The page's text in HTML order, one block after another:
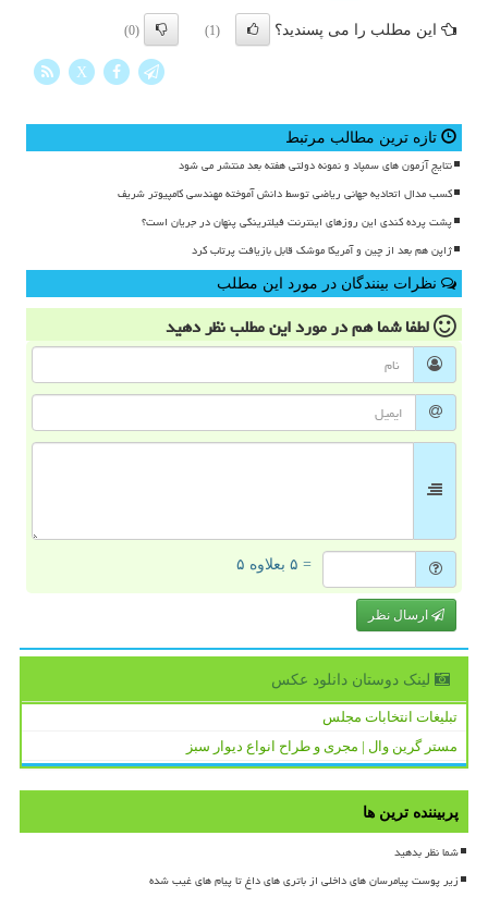
این مطلب را می پسندید؟ (1)
(0)
X
تازه ترین مطالب مرتبط
نتایج آزمون های سمپاد و نمونه دولتی هفته بعد منتشر می شود
کسب مدال اتحادیه جهانی ریاضی توسط دانش آموخته مهندسی کامپیوتر شریف
پشت پرده کندی این روزهای اینترنت فیلترینگی پنهان در جریان است؟
ژاپن هم بعد از چین و آمریکا موشک قابل بازیافت پرتاب کرد
نظرات بینندگان در مورد این مطلب
لطفا شما همدر مورد این مطلبنظر دهید
= ۵ بعلاوه ۵
ارسال نظر
لینک دوستان دانلود عكس
تبلیغات انتخابات مجلس
مستر گرین وال | مجری و طراح انواع دیوار سبز
پربیننده ترین ها
شما نظر بدهید
زیر پوست پیامرسان های داخلی از باتری های داغ تا پیام های غیب شده